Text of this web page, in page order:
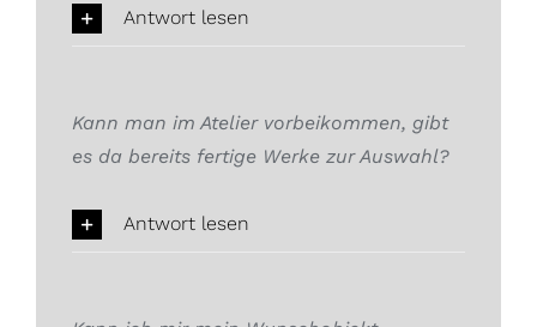
Antwort lesen
Kann man im Atelier vorbeikommen, gibt
es da bereits fertige Werke zur Auswahl?
Antwort lesen